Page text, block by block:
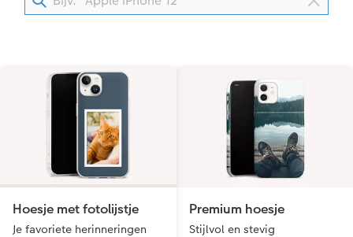
Art Collection
Ontwerpopties
Making Memories
Lijsten
Pasfoto's maken
Alle extra's
Premium hoesje
Stijlvol en stevig
Hoesje met fotolijstje
Je favoriete herinneringen